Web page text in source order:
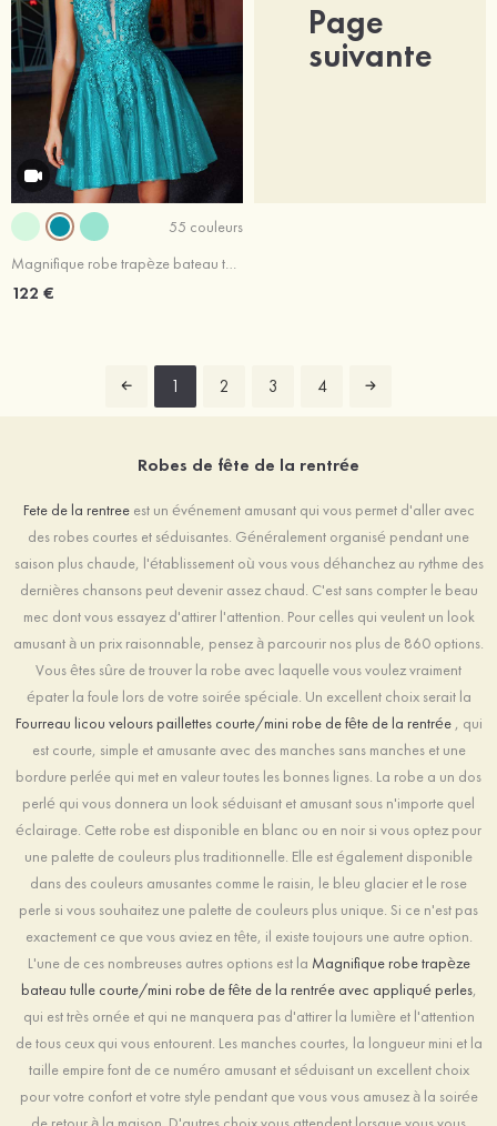
55 couleurs
Magnifique robe trapèze bateau tulle courte/mini robe de fête de la rentrée
122 €
Page
suivante
1 2 3 4
Robes de fête de la rentrée
Fete de la rentreeest un événement amusant qui vous permet d'aller avec
des robes courtes et séduisantes. Généralement organisé pendant une
saison plus chaude, l'établissement où vous vous déhanchez au rythme des
dernières chansons peut devenir assez chaud. C'est sans compter le beau
mec dont vous essayez d'attirer l'attention. Pour celles qui veulent un look
amusant à un prix raisonnable, pensez à parcourir nos plus de 860 options.
Vous êtes sûre de trouver la robe avec laquelle vous voulez vraiment
épater la foule lors de votre soirée spéciale. Un excellent choix serait la
Fourreau licou velours paillettes courte/mini robe de fête de la rentrée , qui
est courte, simple et amusante avec des manches sans manches et une
bordure perlée qui met en valeur toutes les bonnes lignes. La robe a un dos
perlé qui vous donnera un look séduisant et amusant sous n'importe quel
éclairage. Cette robe est disponible en blanc ou en noir si vous optez pour
une palette de couleurs plus traditionnelle. Elle est également disponible
dans des couleurs amusantes comme le raisin, le bleu glacier et le rose
perle si vous souhaitez une palette de couleurs plus unique. Si ce n'est pas
exactement ce que vous aviez en tête, il existe toujours une autre option.
L'une de ces nombreuses autres options est la Magnifique robe trapèze
bateau tulle courte/mini robe de fête de la rentrée avec appliqué perles,
qui est très ornée et qui ne manquera pas d'attirer la lumière et l'attention
de tous ceux qui vous entourent. Les manches courtes, la longueur mini et la
taille empire font de ce numéro amusant et séduisant un excellent choix
pour votre confort et votre style pendant que vous vous amusez à la soirée